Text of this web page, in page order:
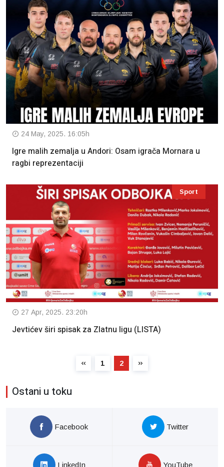
24 May, 2025. 16:05h
Igre malih zemalja u Andori: Osam igrača Mornara u
ragbi reprezentaciji
Sport
27 Apr, 2025. 23:20h
Jevtićev širi spisak za Zlatnu ligu (LISTA)
1 2
Ostani u toku
Facebook Twitter
LinkedIn YouTube